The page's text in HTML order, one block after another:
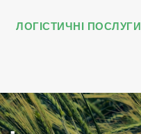
ЛОГІСТИЧНІ ПОСЛУГИ